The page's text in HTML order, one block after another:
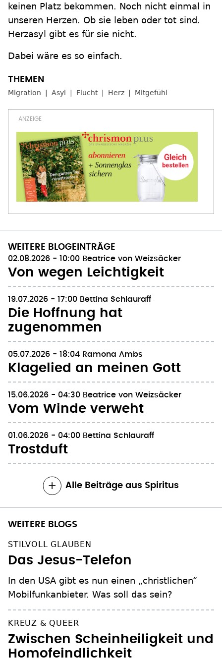
keinen Platz bekommen. Noch nicht einmal in
unseren Herzen. Ob sie leben oder tot sind.
Herzasyl gibt es für sie nicht.
Dabei wäre es so einfach.
Migration Asyl Flucht Herz Mitgefühl
WEITERE BLOGEINTRÄGE
02.08.2026 - 10:00 Beatrice von Weizsäcker
Von wegen Leichtigkeit
19.07.2026 - 17:00 Bettina Schlauraff
Die Hoffnung hat
zugenommen
05.07.2026 - 18:04 Ramona Ambs
Klagelied an meinen Gott
15.06.2026 - 04:30 Beatrice von Weizsäcker
Vom Winde verweht
01.06.2026 - 04:00 Bettina Schlauraff
Trostduft
Alle Beiträge aus Spiritus
WEITERE BLOGS
STILVOLL GLAUBEN
Das Jesus-Telefon
In den USA gibt es nun einen „christlichen“
Mobilfunkanbieter. Was soll das sein?
KREUZ & QUEER
Zwischen Scheinheiligkeit und
Homofeindlichkeit